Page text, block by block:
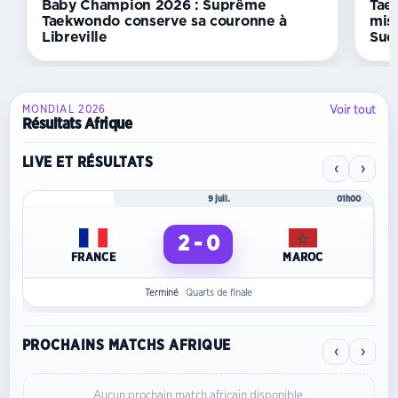
judo
Baby Champion 2026 : Suprême
Taekwondo conserve sa couronne à
Libreville
Sud
MONDIAL 2026
Résultats Afrique
Voir tout
LIVE ET RÉSULTATS ‹ ›
9 juil. 01h00
FRANCE
2 - 0
MAROC
Terminé Quarts de finale
PROCHAINS MATCHS AFRIQUE ‹ ›
Aucun prochain match africain disponible.